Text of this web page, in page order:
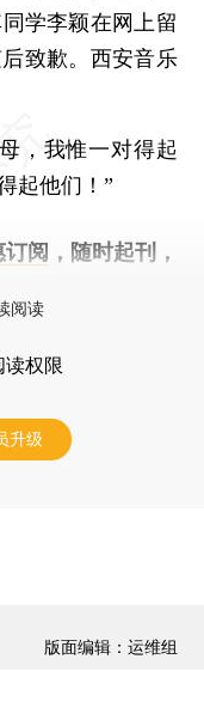
学李颖在网上留
致歉。西安音乐
，我惟一对得起
起他们！”
订阅 ，随时起刊，
阅读
读权限
升级
版面编辑：运维组